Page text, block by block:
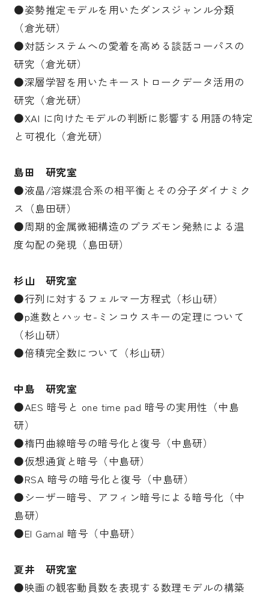
●姿勢推定モデルを用いたダンスジャンル分類
（倉光研）
●対話システムへの愛着を高める談話コーパスの
研究（倉光研）
●深層学習を用いたキーストロークデータ活用の
研究（倉光研）
●XAI に向けたモデルの判断に影響する用語の特定
と可視化（倉光研）
島田 研究室
●液晶/溶媒混合系の相平衡とその分子ダイナミク
ス（島田研）
●周期的金属微細構造のプラズモン発熱による温
度勾配の発現（島田研）
杉山 研究室
●行列に対するフェルマー方程式（杉山研）
●p進数とハッセ-ミンコウスキーの定理について
（杉山研）
●倍積完全数について（杉山研）
中島 研究室
●AES 暗号と one time pad 暗号の実用性（中島
研）
●楕円曲線暗号の暗号化と復号（中島研）
●仮想通貨と暗号（中島研）
●RSA 暗号の暗号化と復号（中島研）
●シーザー暗号、アフィン暗号による暗号化（中
島研）
●El Gamal 暗号（中島研）
夏井 研究室
●映画の観客動員数を表現する数理モデルの構築